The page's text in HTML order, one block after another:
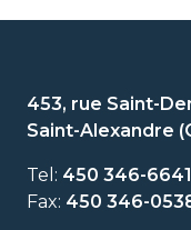
453, rue Saint-
Saint-Alexandre
Tel: 450 346-6641
Fax: 450 346-